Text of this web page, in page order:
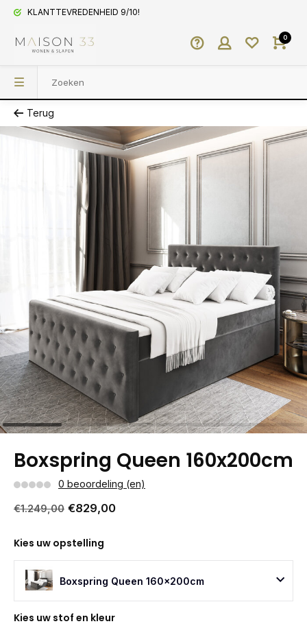
KLANTTEVREDENHEID 9/10!
0
Terug
Boxspring Queen 160x200cm
0 beoordeling (en)
€1.249,00 €829,00
Kies uw opstelling
Boxspring Queen 160x200cm
Kies uw stof en kleur